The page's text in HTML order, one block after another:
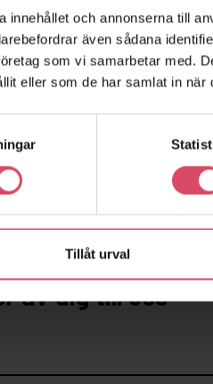
och annonserna till
även sådana
som vi samarbetar med.
eller som de har samlat in när
Tillåt urval
du snacka
av dig till oss